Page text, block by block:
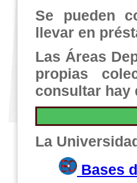
Se pueden
llevar en
Las Áreas
propias
consultar hay
La
Bases